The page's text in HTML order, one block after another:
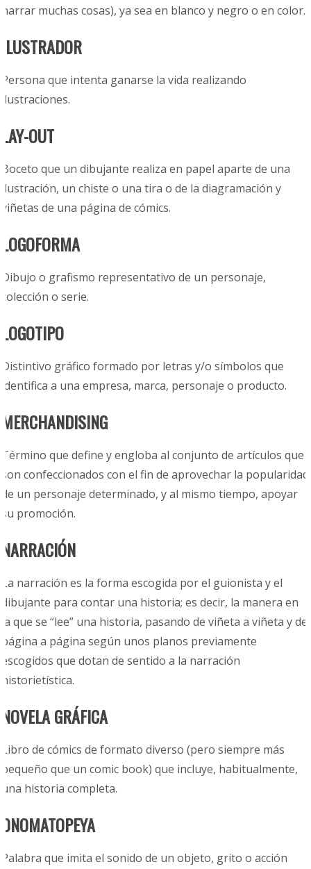
narrar muchas cosas), ya sea en blanco y negro o en color.
ILUSTRADOR
Persona que intenta ganarse la vida realizando
ilustraciones.
LAY-OUT
Boceto que un dibujante realiza en papel aparte de una
ilustración, un chiste o una tira o de la diagramación y
viñetas de una página de cómics.
LOGOFORMA
Dibujo o grafismo representativo de un personaje,
colección o serie.
LOGOTIPO
Distintivo gráfico formado por letras y/o símbolos que
identifica a una empresa, marca, personaje o producto.
MERCHANDISING
Término que define y engloba al conjunto de artículos que
son confeccionados con el fin de aprovechar la popularidad
de un personaje determinado, y al mismo tiempo, apoyar
su promoción.
NARRACIÓN
La narración es la forma escogida por el guionista y el
dibujante para contar una historia; es decir, la manera en
la que se “lee” una historia, pasando de viñeta a viñeta y de
página a página según unos planos previamente
escogidos que dotan de sentido a la narración
historietística.
NOVELA GRÁFICA
Libro de cómics de formato diverso (pero siempre más
pequeño que un comic book) que incluye, habitualmente,
una historia completa.
ONOMATOPEYA
Palabra que imita el sonido de un objeto, grito o acción